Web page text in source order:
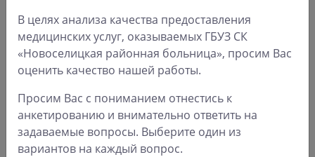
В целях анализа качества предоставления
медицинских услуг, оказываемых ГБУЗ СК
«Новоселицкая районная больница», просим Вас
оценить качество нашей работы.
Просим Вас с пониманием отнестись к
анкетированию и внимательно ответить на
задаваемые вопросы. Выберите один из
вариантов на каждый вопрос.